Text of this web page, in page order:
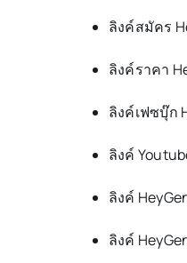
ลิงค์สมัคร
ลิงค์ราคา
ลิงค์เฟซบุ๊ก
ลิงค์
ลิงค์
ลิงค์